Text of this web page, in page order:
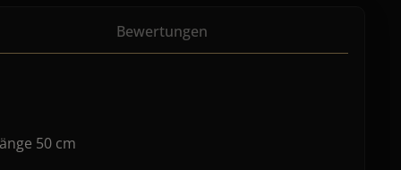
Bewertungen
50 cm